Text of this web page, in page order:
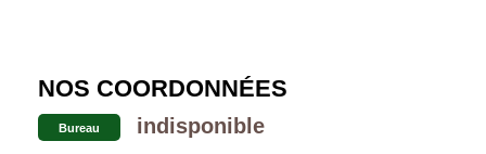
NOS COORDONNÉES
Bureau indisponible